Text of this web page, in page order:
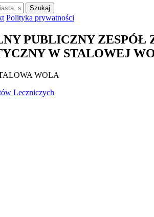
Szukaj
Polityka prywatności
PUBLICZNY
W STALOWEJ
WOLA
Leczniczych